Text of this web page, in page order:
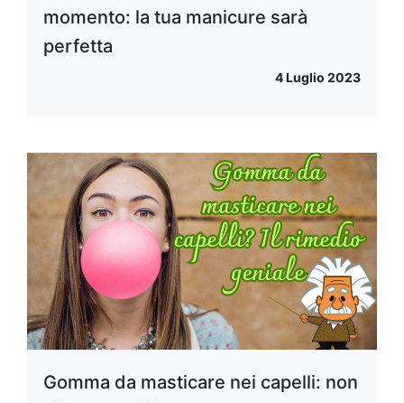
momento: la tua manicure sarà
perfetta
4 Luglio 2023
Gomma da masticare nei capelli: non